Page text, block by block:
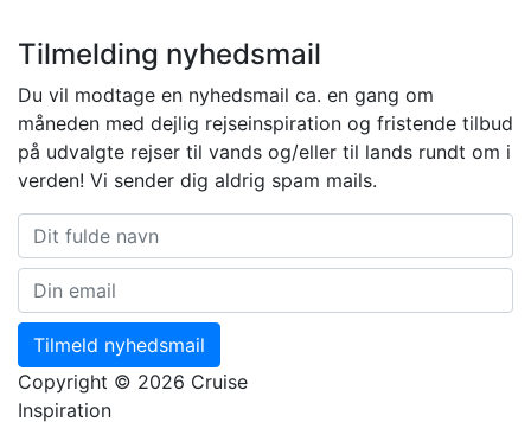
Tilmelding nyhedsmail
Du vil modtage en nyhedsmail ca. en gang om
måneden med dejlig rejseinspiration og fristende tilbud
på udvalgte rejser til vands og/eller til lands rundt om i
verden! Vi sender dig aldrig spam mails.
Tilmeld nyhedsmail
Copyright © 2026 Cruise
Inspiration